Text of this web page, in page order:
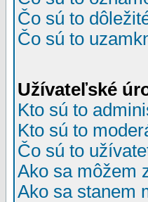
Čo sú to
Čo sú to
Užívateľské
Kto sú to
Kto sú to
Čo sú to
Ako sa môžem
Ako sa stanem